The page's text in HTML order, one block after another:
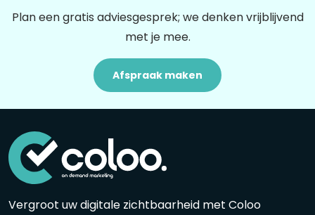
Plan een gratis adviesgesprek; we denken vrijblijvend
met je mee.
Afspraak maken
Vergroot uw digitale zichtbaarheid met Coloo